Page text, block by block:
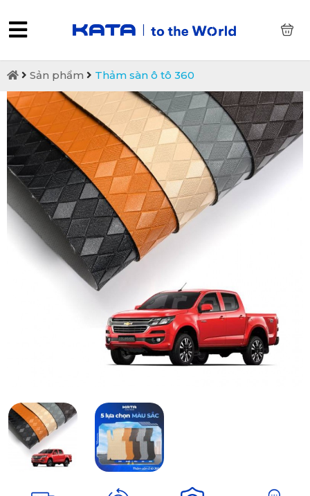
Sản phẩm Thảm sàn ô tô 360